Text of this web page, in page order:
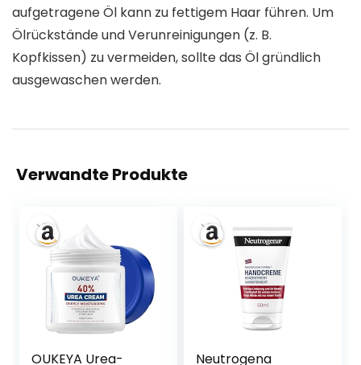
aufgetragene Öl kann zu fettigem Haar führen. Um
Ölrückstände und Verunreinigungen (z. B.
Kopfkissen) zu vermeiden, sollte das Öl gründlich
ausgewaschen werden.
Verwandte Produkte
OUKEYA Urea-
Neutrogena